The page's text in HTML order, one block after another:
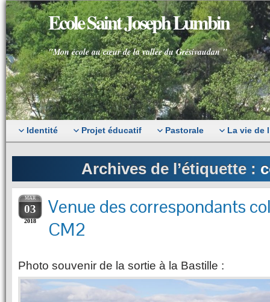
Ecole Saint Joseph Lumbin
"Mon école au cœur de la vallée du Grésivaudan "
Identité Projet éducatif Pastorale La vie de
Archives de l’étiquette :
MAR
03
2018
Venue des correspondants
CM2
Photo souvenir de la sortie à la Bastille :